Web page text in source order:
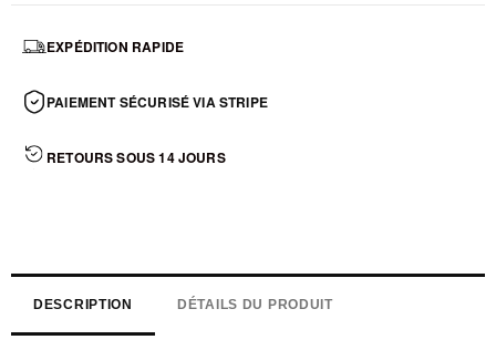
EXPÉDITION RAPIDE
PAIEMENT SÉCURISÉ VIA STRIPE
RETOURS SOUS 14 JOURS
DESCRIPTION DÉTAILS DU PRODUIT